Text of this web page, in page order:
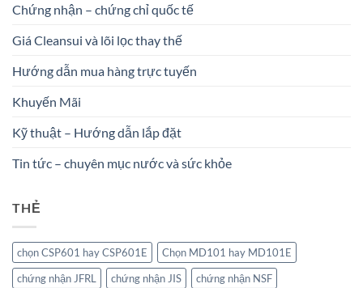
Chứng nhận – chứng chỉ quốc tế
Giá Cleansui và lõi lọc thay thế
Hướng dẫn mua hàng trực tuyến
Khuyến Mãi
Kỹ thuật – Hướng dẫn lắp đặt
Tin tức – chuyên mục nước và sức khỏe
THẺ
chọn CSP601 hay CSP601E
Chọn MD101 hay MD101E
chứng nhận JFRL
chứng nhận JIS
chứng nhận NSF